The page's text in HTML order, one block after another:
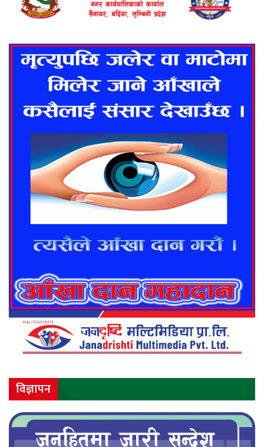
विज्ञापन